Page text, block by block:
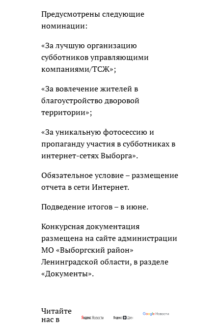
Предусмотрены следующие
номинации:
«За лучшую организацию
субботников управляющими
компаниями/ТСЖ»;
«За вовлечение жителей в
благоустройство дворовой
территории»;
«За уникальную фотосессию и
пропаганду участия в субботниках в
интернет-сетях Выборга».
Обязательное условие – размещение
отчета в сети Интернет.
Подведение итогов – в июне.
Конкурсная документация
размещена на сайте администрации
МО «Выборгский район»
Ленинградской области, в разделе
«Документы».
Читайте
нас в